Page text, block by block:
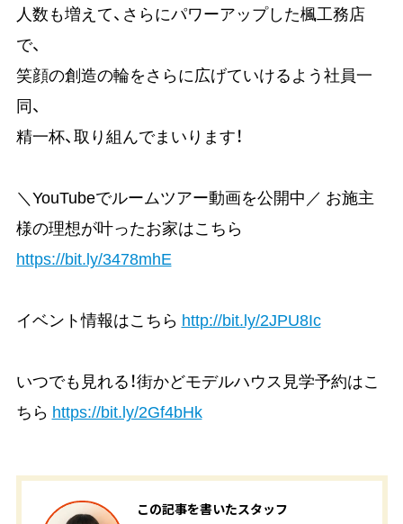
人数も増えて、さらにパワーアップした楓工務店
で、
笑顔の創造の輪をさらに広げていけるよう社員一
同、
精一杯、取り組んでまいります！
＼YouTubeでルームツアー動画を公開中／ お施主
様の理想が叶ったお家はこちら
https://bit.ly/3478mhE
イベント情報はこちら http://bit.ly/2JPU8Ic
いつでも見れる！街かどモデルハウス見学予約はこ
ちら https://bit.ly/2Gf4bHk
この記事を書いたスタッフ